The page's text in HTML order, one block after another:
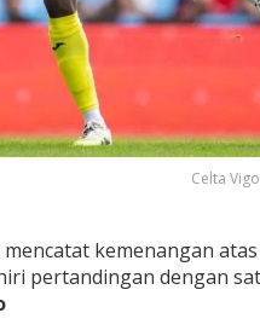
Celta
kemenangan atas
pertandingan dengan